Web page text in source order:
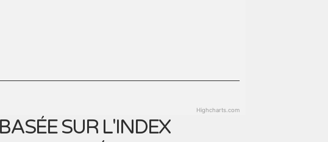
Highcharts.com
SUR L'INDEX